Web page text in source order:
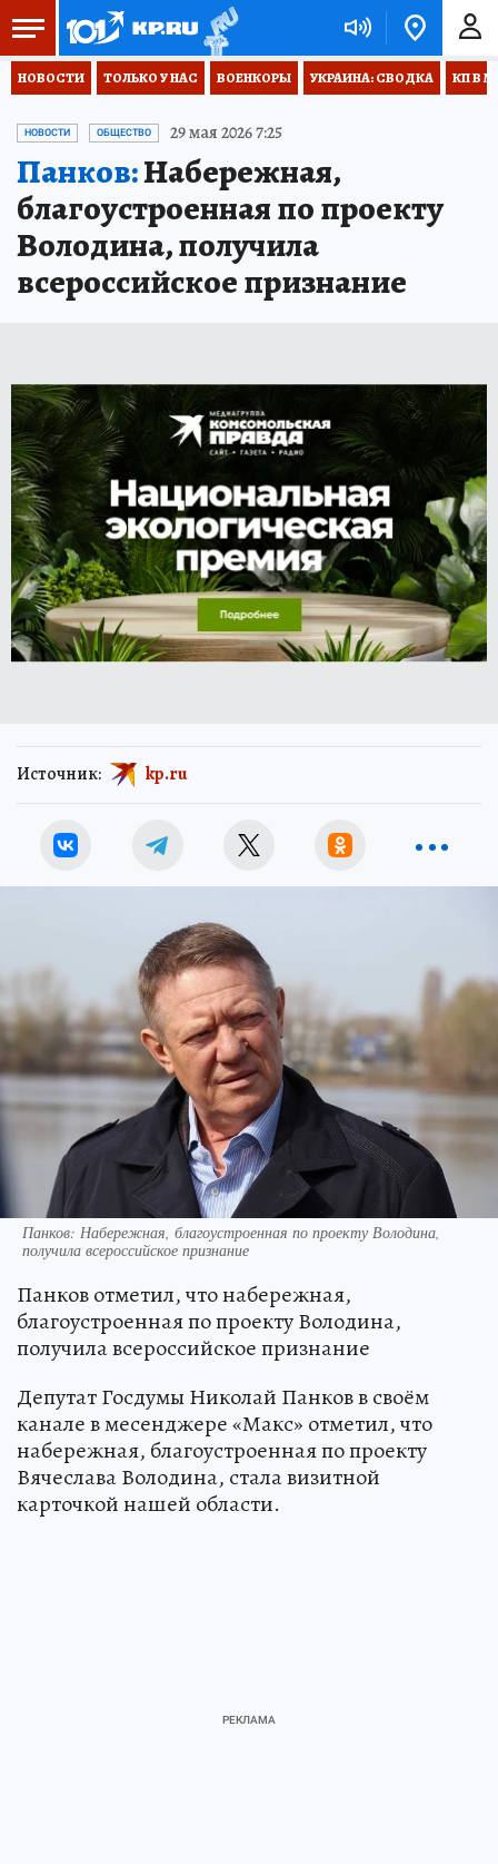
НОВОСТИ ТОЛЬКО У НАС ВОЕНКОРЫ УКРАИНА: СВОДКА КП В
НОВОСТИ ОБЩЕСТВО 29 мая 2026 7:25
Панков:Набережная,
благоустроенная по проекту
Володина, получила
всероссийское признание
Источник: kp.ru
Панков: Набережная, благоустроенная по проекту Володина,
получила всероссийское признание
Панков отметил, что набережная,
благоустроенная по проекту Володина,
получила всероссийское признание
Депутат Госдумы Николай Панков в своём
канале в месенджере «Макс» отметил, что
набережная, благоустроенная по проекту
Вячеслава Володина, стала визитной
карточкой нашей области.